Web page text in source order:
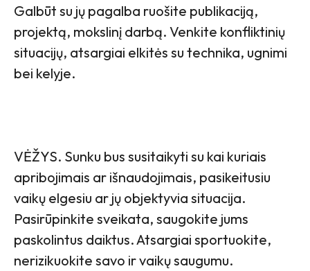
Galbūt su jų pagalba ruošite publikaciją,
projektą, mokslinį darbą. Venkite konfliktinių
situacijų, atsargiai elkitės su technika, ugnimi
bei kelyje.
VĖŽYS. Sunku bus susitaikyti su kai kuriais
apribojimais ar išnaudojimais, pasikeitusiu
vaikų elgesiu ar jų objektyvia situacija.
Pasirūpinkite sveikata, saugokite jums
paskolintus daiktus. Atsargiai sportuokite,
nerizikuokite savo ir vaikų saugumu.